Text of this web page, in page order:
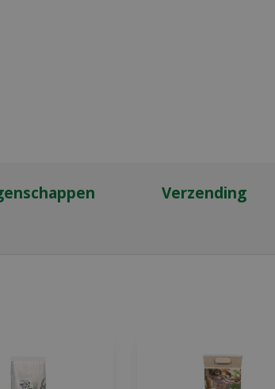
Verzending